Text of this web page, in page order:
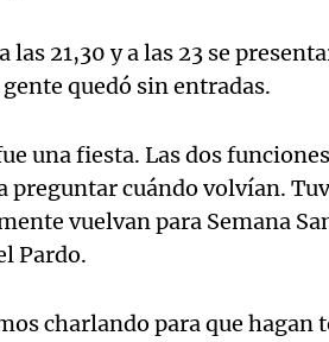
las 21,30 y a las 23 se
quedó sin entradas.
una fiesta. Las dos
preguntar cuándo volvían.
vuelvan para Semana
Pardo.
charlando para que hagan